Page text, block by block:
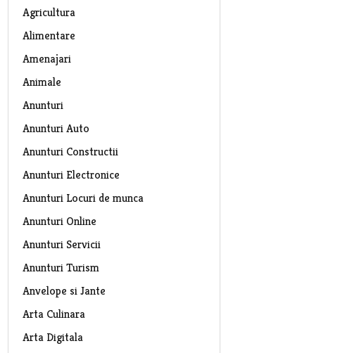
Agricultura
Alimentare
Amenajari
Animale
Anunturi
Anunturi Auto
Anunturi Constructii
Anunturi Electronice
Anunturi Locuri de munca
Anunturi Online
Anunturi Servicii
Anunturi Turism
Anvelope si Jante
Arta Culinara
Arta Digitala